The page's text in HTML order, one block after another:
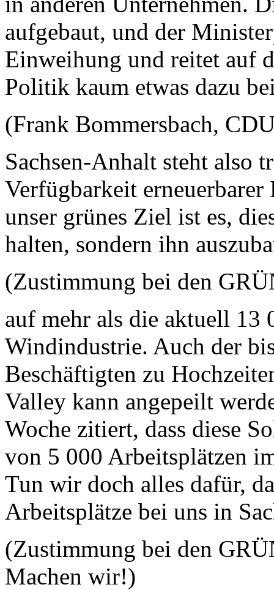
aufgebaut, und der
Einweihung und reitet auf
Politik kaum etwas dazu
(Frank Bommersbach,
Sachsen-Anhalt steht also
Verfügbarkeit
unser grünes Ziel ist es,
halten, sondern ihn
(Zustimmung bei den
auf mehr als die aktuell 13
Windindustrie. Auch der
Beschäftigten zu
Valley kann angepeilt
Woche zitiert, dass diese
von 5 000 Arbeitsplätzen
Tun wir doch alles dafür,
Arbeitsplätze bei uns in
(Zustimmung bei den
Machen wir!)